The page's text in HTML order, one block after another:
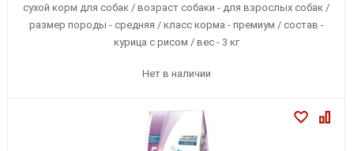
сухой корм для собак / возраст собаки - для взрослых собак /
размер породы - средняя / класс корма - премиум / состав -
курица с рисом / вес - 3 кг
Нет в наличии